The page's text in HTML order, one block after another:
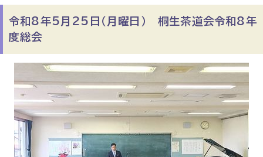
令和8年5月25日（月曜日） 桐生茶道会令和8年
度総会